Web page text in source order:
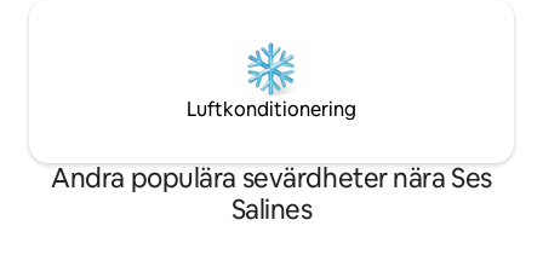
Luftkonditionering
Andra populära sevärdheter nära Ses
Salines